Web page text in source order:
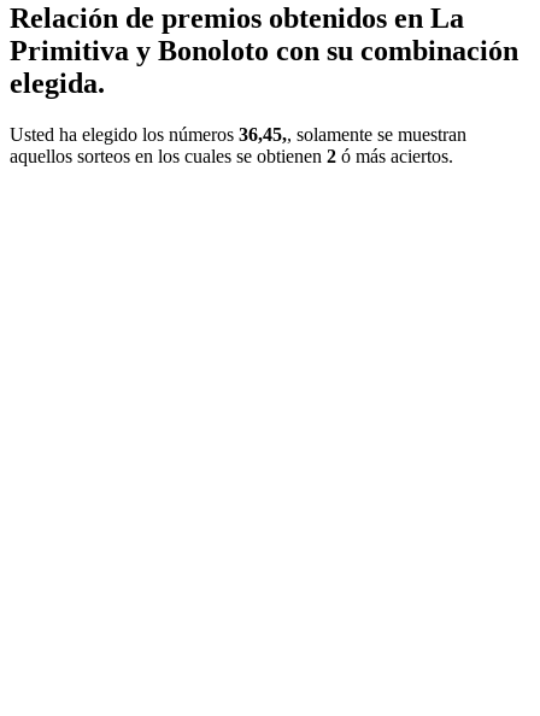
Relación de premios obtenidos en La
Primitiva y Bonoloto con su combinación
elegida.
Usted ha elegido los números 36,45,, solamente se muestran
aquellos sorteos en los cuales se obtienen 2 ó más aciertos.